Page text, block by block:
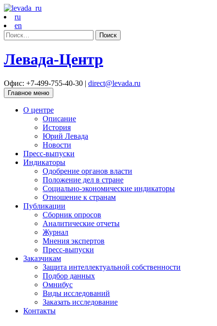
ru
en
Найти:
Левада-Центр
Офис: +7-499-755-40-30 | direct@levada.ru
Главное меню
О центре
Описание
История
Юрий Левада
Новости
Пресс-выпуски
Индикаторы
Одобрение органов власти
Положение дел в стране
Социально-экономические индикаторы
Отношение к странам
Публикации
Сборник опросов
Аналитические отчеты
Журнал
Мнения экспертов
Пресс-выпуски
Заказчикам
Защита интеллектуальной собственности
Подбор данных
Омнибус
Виды исследований
Заказать исследование
Контакты